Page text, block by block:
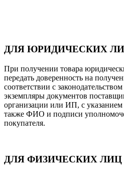
ДЛЯ ЮРИДИЧЕСКИХ
При получении товара
передать доверенность на
соответствии с
экземпляры документов
организации или ИП, с
также ФИО и подписи
покупателя.
ДЛЯ ФИЗИЧЕСКИХ ЛИЦ